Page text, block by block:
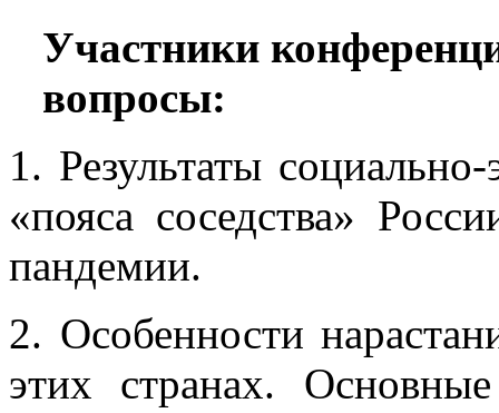
Участники
вопросы:
1. Результаты
«пояса соседства»
пандемии.
2. Особенности
этих странах.